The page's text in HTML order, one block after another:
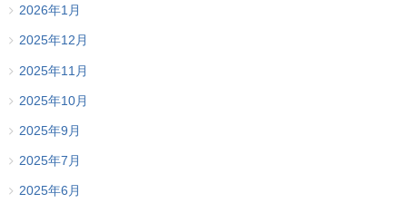
2026年1月
2025年12月
2025年11月
2025年10月
2025年9月
2025年7月
2025年6月